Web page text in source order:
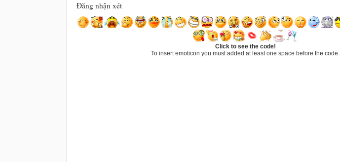
Đăng nhận xét
Click to see the code!
To insert emoticon you must added at least one space before the code.